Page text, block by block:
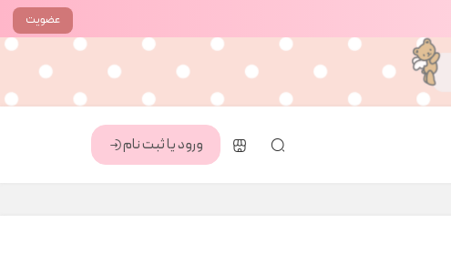
عضویت
ورود یا ثبت نام